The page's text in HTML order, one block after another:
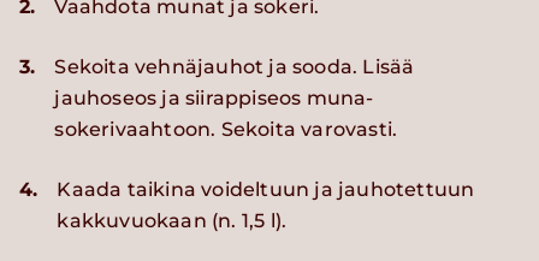
2. Vaahdota munat ja sokeri.
3.
Sekoita vehnäjauhot ja sooda. Lisää
jauhoseos ja siirappiseos muna-
sokerivaahtoon. Sekoita varovasti.
4.
Kaada taikina voideltuun ja jauhotettuun
kakkuvuokaan (n. 1,5 l).